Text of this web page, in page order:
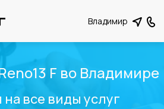
Владимир
F во Владимире
на все виды услуг